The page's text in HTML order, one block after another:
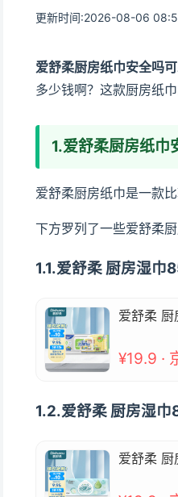
更新时间:2026-08-06
爱舒柔厨房纸巾安全吗可
多少钱啊？这款厨房纸
1.爱舒柔厨房纸巾
爱舒柔厨房纸巾是一款
下方罗列了一些爱舒柔厨
1.1.爱舒柔 厨房湿巾
爱舒柔
¥19.9 ·
1.2.爱舒柔 厨房湿
爱舒柔